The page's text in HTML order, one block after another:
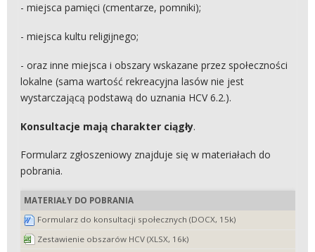
- miejsca pamięci (cmentarze, pomniki);
- miejsca kultu religijnego;
- oraz inne miejsca i obszary wskazane przez społeczności
lokalne (sama wartość rekreacyjna lasów nie jest
wystarczającą podstawą do uznania HCV 6.2.).
Konsultacje mają charakter ciągły.
Formularz zgłoszeniowy znajduje się w materiałach do
pobrania.
MATERIAŁY DO POBRANIA
Formularz do konsultacji społecznych (DOCX, 15k)
Zestawienie obszarów HCV (XLSX, 16k)